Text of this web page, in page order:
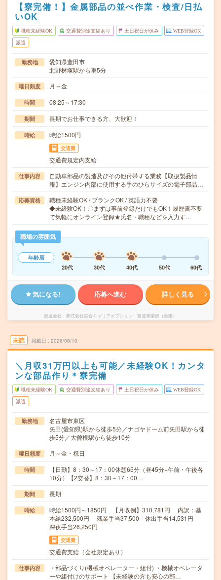
【寮完備！】金属部品の並べ作業・検査/日払
いOK
職種未経験OK 交通費別途支給あり 土日祝日が休み WEB登録OK
派遣
勤務地
愛知県豊田市
北野桝塚駅から車5分
曜日頻度 月～金
時間 08:25～17:30
期間 長期でお仕事できる方、大歓迎！
時給 時給1500円
交通費
交通費規定内支給
仕事内容
自動車部品の製造及びその他付帯する業務【取扱製品情
報】エンジン内部に使用する手のひらサイズの電子部品…
応募資格
職種未経験OK / ブランクOK / 英語力不要
◆未経験OK！〇まずは事前登録だけでもOK！履歴書不要
で気軽にオンライン登録★氏名・職種などを入力す…
職場の雰囲気
年齢層
20代
30代 40代 50代 60代
気になる! 応募へ進む 詳しく見る
派遣会社 株式会社綜合キャリアオプション 製造事業部（全国）
未読 掲載日 2026/08/10
＼月収31万円以上も可能／未経験OK！カンタ
ンな部品作り＊寮完備
職種未経験OK 交通費別途支給あり 土日祝日が休み WEB登録OK
派遣
勤務地
名古屋市東区
矢田(愛知県)駅から徒歩5分／ナゴヤドーム前矢田駅から徒
歩5分／大曽根駅から徒歩10分
曜日頻度 月～金・祝日
時間
【日勤】8：30～17：00休憩65分（昼45分+午前・午後各
10分）【2交替】8：30～17：00…
期間 長期
時給
時給1500円～1850円 【月収例】310,781円 内訳：基
本給232,500円 残業手当37,500 休出手当14,531円
深夜手当26,250円
交通費
交通費支給（会社規定あり）
仕事内容
・部品づくり(機械オペレーター・組付) ・機械オペレータ
ーや組付けのサポート 【未経験の方も安心の部…